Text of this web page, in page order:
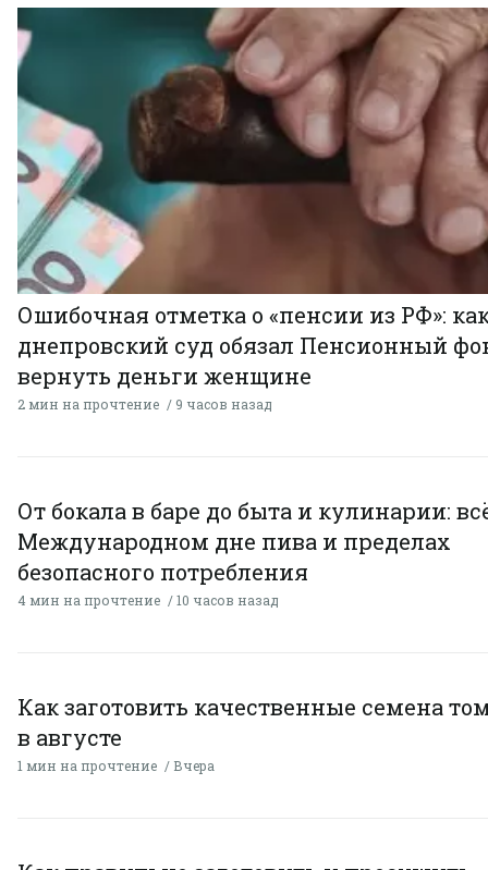
Ошибочная отметка о «пенсии из РФ»:
днепровский суд обязал Пенсионный
вернуть деньги женщине
2 мин на прочтение 9 часов назад
От бокала в баре до быта и кулинарии:
Международном дне пива и пределах
безопасного потребления
4 мин на прочтение 10 часов назад
Как заготовить качественные семена
в августе
1 мин на прочтение Вчера